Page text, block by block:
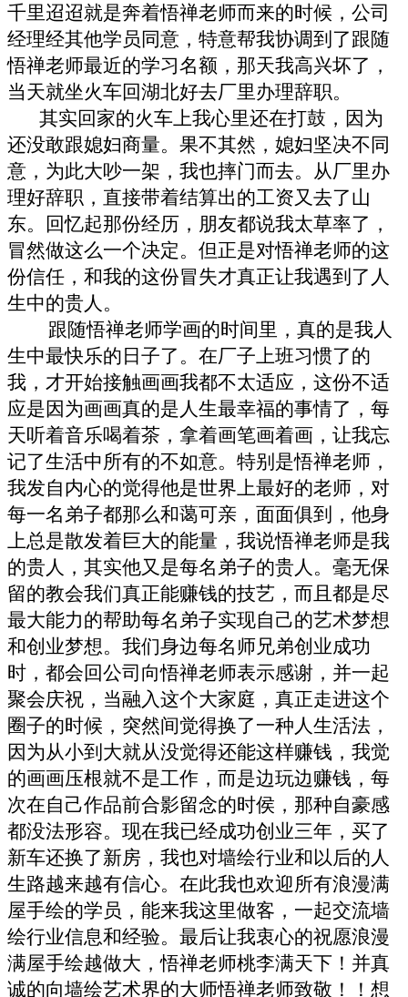
千里迢迢就是奔着悟禅老师而来的时候，公司
经理经其他学员同意，特意帮我协调到了跟随
悟禅老师最近的学习名额，那天我高兴坏了，
当天就坐火车回湖北好去厂里办理辞职。
其实回家的火车上我心里还在打鼓，因为
还没敢跟媳妇商量。果不其然，媳妇坚决不同
意，为此大吵一架，我也摔门而去。从厂里办
理好辞职，直接带着结算出的工资又去了山
东。回忆起那份经历，朋友都说我太草率了，
冒然做这么一个决定。但正是对悟禅老师的这
份信任，和我的这份冒失才真正让我遇到了人
生中的贵人。
跟随悟禅老师学画的时间里，真的是我人
生中最快乐的日子了。在厂子上班习惯了的
我，才开始接触画画我都不太适应，这份不适
应是因为画画真的是人生最幸福的事情了，每
天听着音乐喝着茶，拿着画笔画着画，让我忘
记了生活中所有的不如意。特别是悟禅老师，
我发自内心的觉得他是世界上最好的老师，对
每一名弟子都那么和蔼可亲，面面俱到，他身
上总是散发着巨大的能量，我说悟禅老师是我
的贵人，其实他又是每名弟子的贵人。毫无保
留的教会我们真正能赚钱的技艺，而且都是尽
最大能力的帮助每名弟子实现自己的艺术梦想
和创业梦想。我们身边每名师兄弟创业成功
时，都会回公司向悟禅老师表示感谢，并一起
聚会庆祝，当融入这个大家庭，真正走进这个
圈子的时候，突然间觉得换了一种人生活法，
因为从小到大就从没觉得还能这样赚钱，我觉
的画画压根就不是工作，而是边玩边赚钱，每
次在自己作品前合影留念的时侯，那种自豪感
都没法形容。现在我已经成功创业三年，买了
新车还换了新房，我也对墙绘行业和以后的人
生路越来越有信心。在此我也欢迎所有浪漫满
屋手绘的学员，能来我这里做客，一起交流墙
绘行业信息和经验。最后让我衷心的祝愿浪漫
满屋手绘越做大，悟禅老师桃李满天下！并真
诚的向墙绘艺术界的大师悟禅老师致敬！！想